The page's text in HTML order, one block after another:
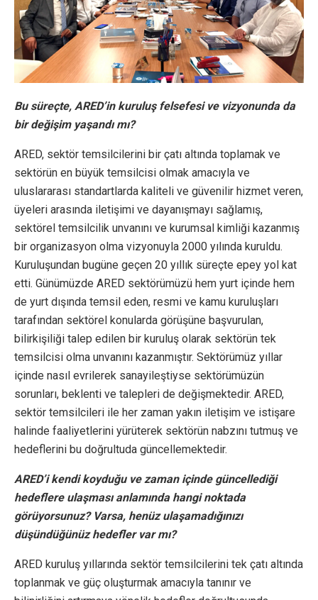
Bu süreçte, ARED’in kuruluş felsefesi ve vizyonunda da
bir değişim yaşandı mı?
ARED, sektör temsilcilerini bir çatı altında toplamak ve
sektörün en büyük temsilcisi olmak amacıyla ve
uluslararası standartlarda kaliteli ve güvenilir hizmet veren,
üyeleri arasında iletişimi ve dayanışmayı sağlamış,
sektörel temsilcilik unvanını ve kurumsal kimliği kazanmış
bir organizasyon olma vizyonuyla 2000 yılında kuruldu.
Kuruluşundan bugüne geçen 20 yıllık süreçte epey yol kat
etti. Günümüzde ARED sektörümüzü hem yurt içinde hem
de yurt dışında temsil eden, resmi ve kamu kuruluşları
tarafından sektörel konularda görüşüne başvurulan,
bilirkişiliği talep edilen bir kuruluş olarak sektörün tek
temsilcisi olma unvanını kazanmıştır. Sektörümüz yıllar
içinde nasıl evrilerek sanayileştiyse sektörümüzün
sorunları, beklenti ve talepleri de değişmektedir. ARED,
sektör temsilcileri ile her zaman yakın iletişim ve istişare
halinde faaliyetlerini yürüterek sektörün nabzını tutmuş ve
hedeflerini bu doğrultuda güncellemektedir.
ARED’i kendi koyduğu ve zaman içinde güncellediği
hedeflere ulaşması anlamında hangi noktada
görüyorsunuz? Varsa, henüz ulaşamadığınızı
düşündüğünüz hedefler var mı?
ARED kuruluş yıllarında sektör temsilcilerini tek çatı altında
toplanmak ve güç oluşturmak amacıyla tanınır ve